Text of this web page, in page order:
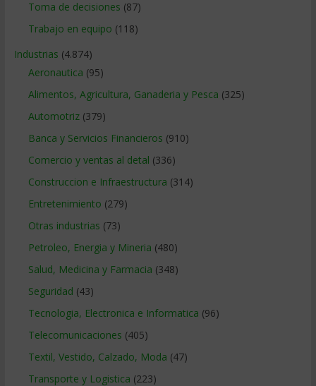
Toma de decisiones (87)
Trabajo en equipo (118)
Industrias (4.874)
Aeronautica (95)
Alimentos, Agricultura, Ganaderia y Pesca (325)
Automotriz(379)
Banca y Servicios Financieros (910)
Comercio y ventas al detal (336)
Construccion e Infraestructura (314)
Entretenimiento (279)
Otras industrias (73)
Petroleo, Energia y Mineria (480)
Salud, Medicina y Farmacia (348)
Seguridad (43)
Tecnologia, Electronica e Informatica (96)
Telecomunicaciones (405)
Textil, Vestido, Calzado, Moda (47)
Transporte y Logistica (223)